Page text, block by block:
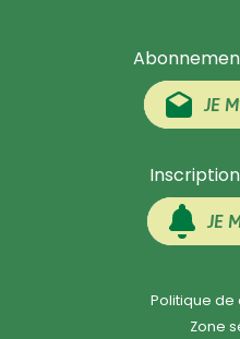
JE
JE
Politique de
Zone